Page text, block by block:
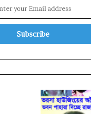
সিন্ডিকেট
করে